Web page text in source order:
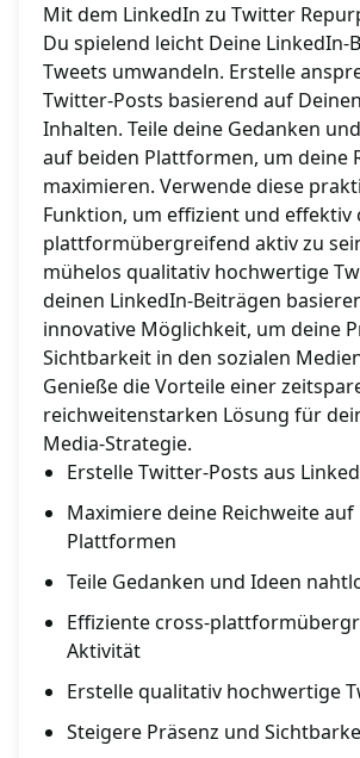
Mit dem LinkedIn zu Twitter
Du spielend leicht Deine LinkedIn-
Tweets umwandeln. Erstelle
Twitter-Posts basierend auf
Inhalten. Teile deine Gedanken
auf beiden Plattformen, um deine
maximieren. Verwende diese
Funktion, um effizient und effektiv
plattformübergreifend aktiv zu
mühelos qualitativ hochwertige
deinen LinkedIn-Beiträgen
innovative Möglichkeit, um deine
Sichtbarkeit in den sozialen
Genieße die Vorteile einer
reichweitenstarken Lösung für
Media-Strategie.
Erstelle Twitter-Posts aus
Maximiere deine Reichweite auf
Plattformen
Teile Gedanken und Ideen
Effiziente cross-
Aktivität
Erstelle qualitativ hochwertige
Steigere Präsenz und